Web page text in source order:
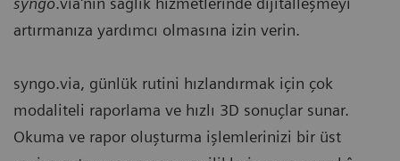
artırmanıza yardımcı olmasına izin verin.
syngo.via, günlük rutini hızlandırmak için çok
modaliteli raporlama ve hızlı 3D sonuçlar sunar.
Okuma ve rapor oluşturma işlemlerinizi bir üst